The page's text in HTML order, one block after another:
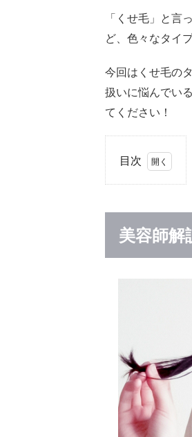
「くせ毛」と言
ど、色々なタイ
今回はくせ毛の
扱いに悩んでい
てください！
目次
師解
説！
くせ
縮毛
1.2
うね
り＆
ハネ
美容師解